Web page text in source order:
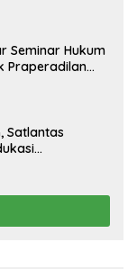
Seminar Hukum
Praperadilan
Satlantas